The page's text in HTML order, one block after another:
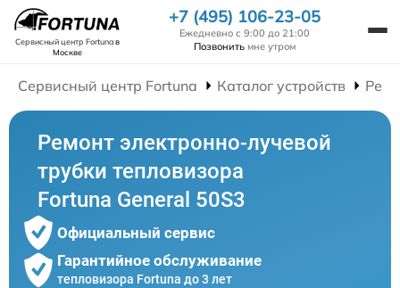
Сервисный центр Fortunaв
Москве
+7 (495) 106-23-05
Ежедневно с 9:00 до 21:00
Позвонить мне утром
Сервисный центр Fortuna Каталог устройств
Ремонт электронно-лучевой
трубки тепловизора
Fortuna General 50S3
Официальный сервис
Гарантийное обслуживание
тепловизора Fortuna до 3 лет